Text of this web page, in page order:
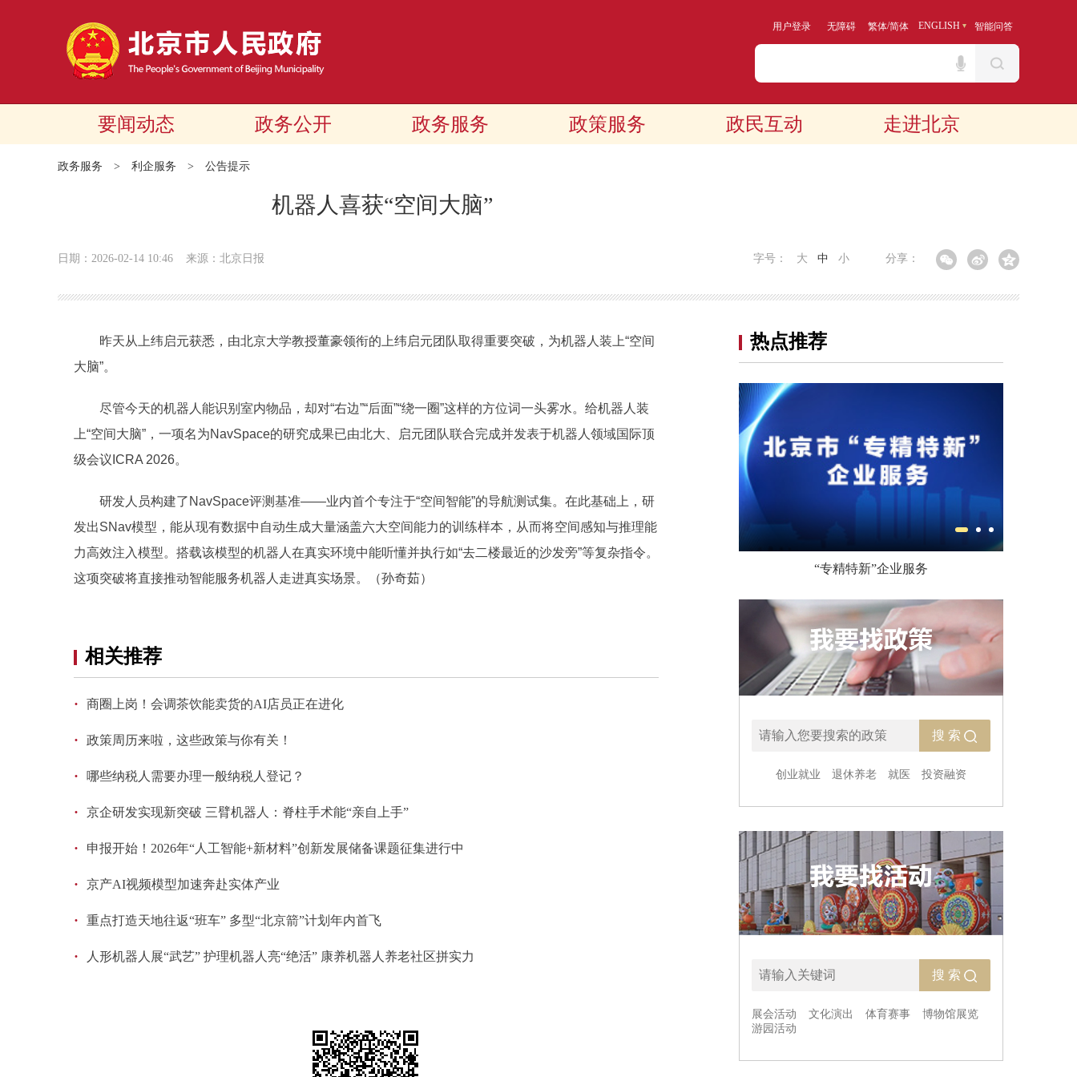
用户登录 无障碍 繁体/简体 ENGLISH 智能问答
要闻动态 政务公开 政务服务 政策服务 政民互动 走进北京
政务服务 > 利企服务 > 公告提示
机器人喜获“空间大脑”
日期：2026-02-14 10:46 来源：北京日报 分享：
字号： 大 中 小
昨天从上纬启元获悉，由北京大学教授董豪领衔的上纬启元团队取得重要突破，为机器人装上“空间
大脑”。
尽管今天的机器人能识别室内物品，却对“右边”“后面”“绕一圈”这样的方位词一头雾水。给机器人装
上“空间大脑”，一项名为NavSpace的研究成果已由北大、启元团队联合完成并发表于机器人领域国际顶
级会议ICRA 2026。
研发人员构建了NavSpace评测基准——业内首个专注于“空间智能”的导航测试集。在此基础上，研
发出SNav模型，能从现有数据中自动生成大量涵盖六大空间能力的训练样本，从而将空间感知与推理能
力高效注入模型。搭载该模型的机器人在真实环境中能听懂并执行如“去二楼最近的沙发旁”等复杂指令。
这项突破将直接推动智能服务机器人走进真实场景。（孙奇茹）
相关推荐
· 商圈上岗！会调茶饮能卖货的AI店员正在进化
· 政策周历来啦，这些政策与你有关！
· 哪些纳税人需要办理一般纳税人登记？
· 京企研发实现新突破 三臂机器人：脊柱手术能“亲自上手”
· 申报开始！2026年“人工智能+新材料”创新发展储备课题征集进行中
· 京产AI视频模型加速奔赴实体产业
· 重点打造天地往返“班车” 多型“北京箭”计划年内首飞
· 人形机器人展“武艺” 护理机器人亮“绝活” 康养机器人养老社区拼实力
热点推荐